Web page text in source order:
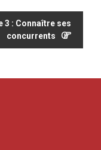
3 : Connaître ses
concurrents